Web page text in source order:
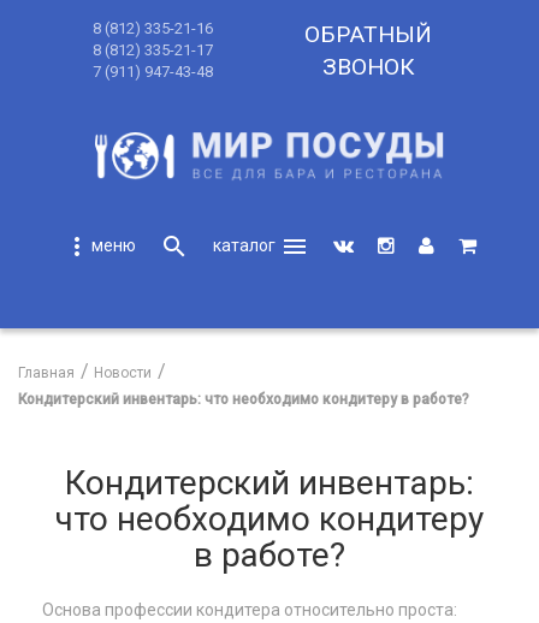
8 (812) 335-21-16
8 (812) 335-21-17
7 (911) 947-43-48
ОБРАТНЫЙ
ЗВОНОК
more_vert search
menu
Главная
Новости
Кондитерский инвентарь: что необходимо кондитеру в работе?
Кондитерский инвентарь:
что необходимо кондитеру
в работе?
Основа профессии кондитера относительно проста: